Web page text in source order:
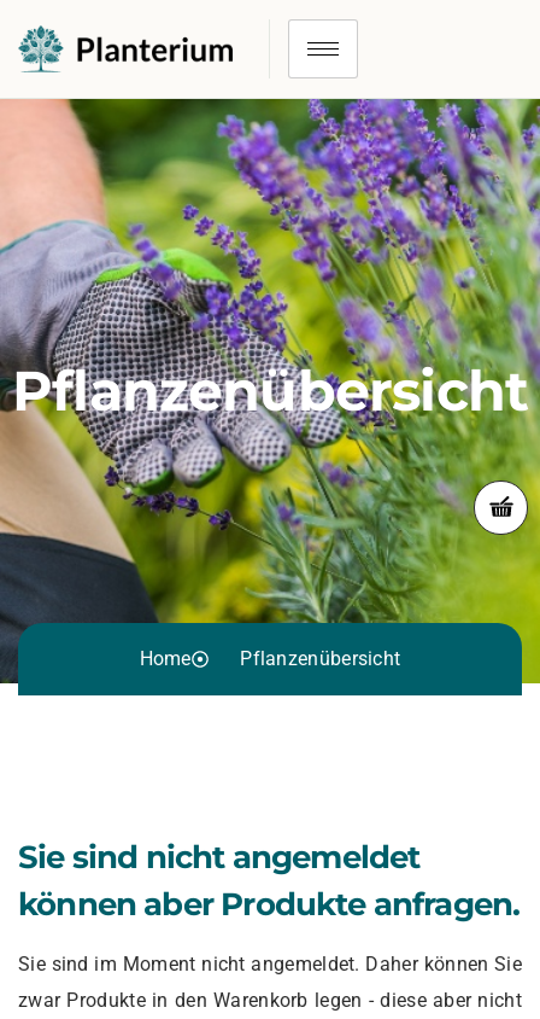
Pflanzenübersicht
Home Pflanzenübersicht
Sie sind nicht angemeldet
können aber Produkte anfragen.
Sie sind im Moment nicht angemeldet. Daher können Sie
zwar Produkte in den Warenkorb legen - diese aber nicht